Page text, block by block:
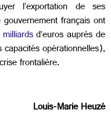
l’exportation de ses
français ont
d’euros auprès de
capacités opérationnelles),
frontalière.
Louis-Marie Heuzé